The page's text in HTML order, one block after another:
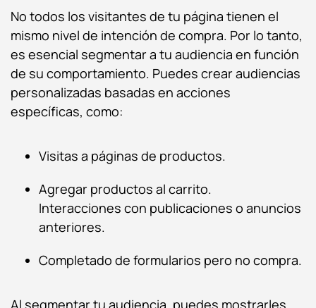
No todos los visitantes de tu página tienen el
mismo nivel de intención de compra. Por lo tanto,
es esencial segmentar a tu audiencia en función
de su comportamiento. Puedes crear audiencias
personalizadas basadas en acciones
específicas, como:
Visitas a páginas de productos.
Agregar productos al carrito.
Interacciones con publicaciones o anuncios
anteriores.
Completado de formularios pero no compra.
Al segmentar tu audiencia, puedes mostrarles